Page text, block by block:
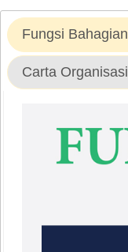
Fungsi Bahagian
Carta Organisasi